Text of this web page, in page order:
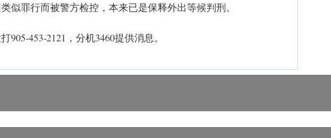
似罪行而被警方检控，本来已是保释外出等候判刑。
905-453-2121，分机3460提供消息。